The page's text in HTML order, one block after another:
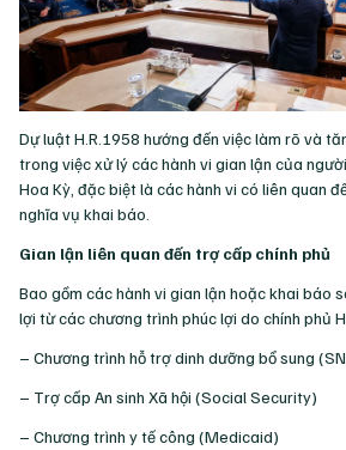
Dự luật H.R.1958 hướng đến việc làm rõ và
trong việc xử lý các hành vi gian lận của
Hoa Kỳ, đặc biệt là các hành vi có liên quan
nghĩa vụ khai báo.
Gian lận liên quan đến trợ cấp chính phủ
Bao gồm các hành vi gian lận hoặc khai báo
lợi từ các chương trình phúc lợi do chính phủ
– Chương trình hỗ trợ dinh dưỡng bổ sung
– Trợ cấp An sinh Xã hội (Social Security)
– Chương trình y tế công (Medicaid)